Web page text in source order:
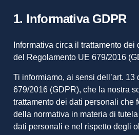
1. Informativa GDPR
Informativa circa il trattamento
del Regolamento UE 679/2016
Ti informiamo, ai sensi dell’art.
679/2016 (GDPR), che la nostra
trattamento dei dati personali che
della normativa in materia di
dati personali e nel rispetto degli